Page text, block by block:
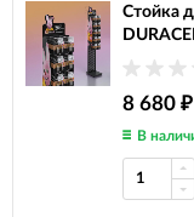
Стойка
8 680 ₽
В